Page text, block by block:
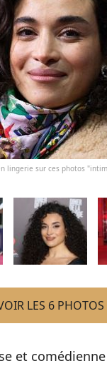
lingerie sur ces photos
LES 6 PHOTOS
et